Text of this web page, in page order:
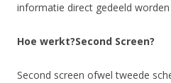
informatie direct gedeeld
Hoe werkt?Second Screen?
Second screen ofwel tweede